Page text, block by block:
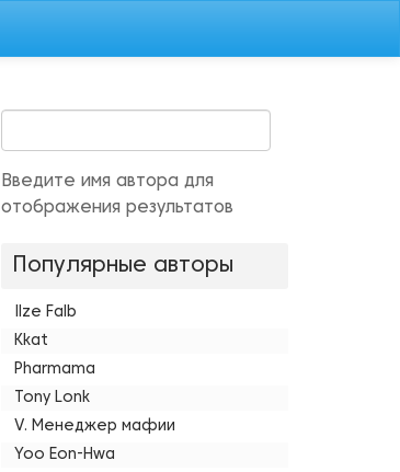
Введите имя автора для
отображения результатов
Популярные авторы
Ilze Falb
Kkat
Pharmama
Tony Lonk
V. Менеджер мафии
Yoo Eon-Hwa